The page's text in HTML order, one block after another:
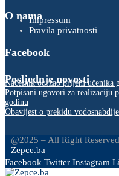
O namaImpressum
Pravila privatnosti
Facebook
Posljednje novosti
Načelnik održao prijem učenika
Potpisani ugovori za realizaciju
godinu
Obavijest o prekidu
@2025 – All Right
Zepce.ba
Facebook Twitter Instagram